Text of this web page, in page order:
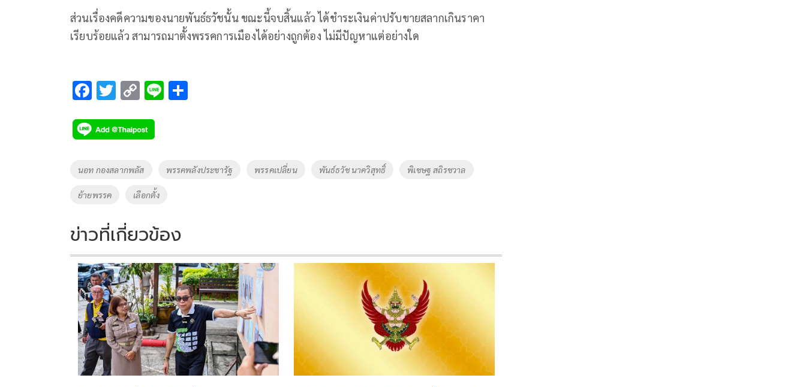
ส่วนเรื่องคดีความของนายพันธ์ธวัชนั้น ขณะนี้จบสิ้นแล้ว ได้ชำระเงินค่าปรับขายสลากเกินราคา
เรียบร้อยแล้ว สามารถมาตั้งพรรคการเมืองได้อย่างถูกต้อง ไม่มีปัญหาแต่อย่างใด
F
e
b
o
k
T
tt
er
C
p
y
Li
n
k
Li
Tags
นอท กองสลากพลัส พรรคพลังประชารัฐ พรรคเปลี่ยน พันธ์ธวัช นาควิสุทธิ์ พิเชษฐ สถิรชวาล
ย้ายพรรค เลือกตั้ง
ข่าวที่เกี่ยวข้อง